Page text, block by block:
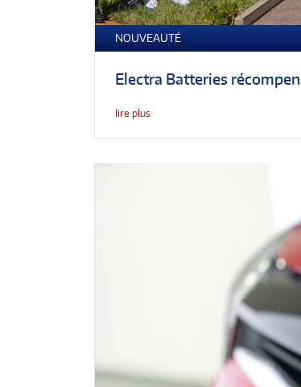
NOUVEAUTÉ
Electra Batteries
lire plus